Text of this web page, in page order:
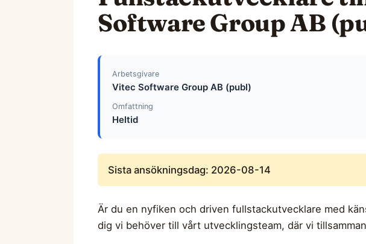
Software Group AB
Arbetsgivare
Vitec Software Group AB (publ)
Omfattning
Heltid
Sista ansökningsdag: 2026-08-14
Är du en nyfiken och driven fullstackutvecklare med
dig vi behöver till vårt utvecklingsteam, där vi